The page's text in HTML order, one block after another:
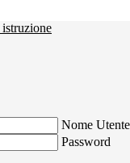
Nome Utente
Password